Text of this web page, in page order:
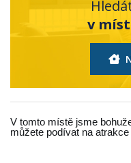
v
V tomto místě jsme
můžete podívat na